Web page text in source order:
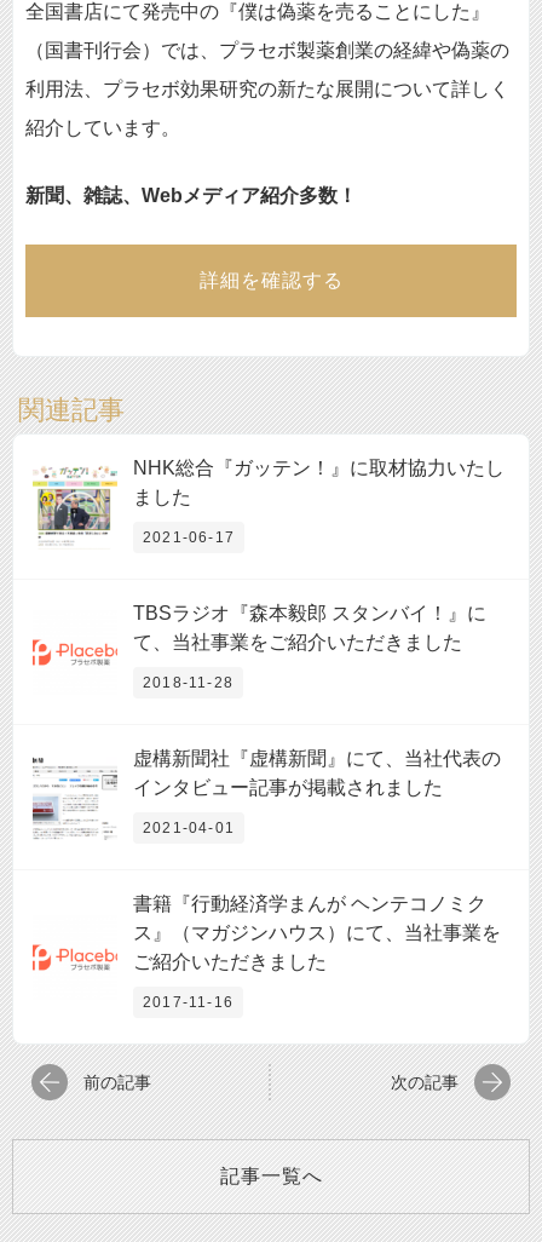
全国書店にて発売中の『僕は偽薬を売ることにした』
（国書刊行会）では、プラセボ製薬創業の経緯や偽薬の
利用法、プラセボ効果研究の新たな展開について詳しく
紹介しています。
新聞、雑誌、Webメディア紹介多数！
詳細を確認する
関連記事
NHK総合『ガッテン！』に取材協力いたし
ました
2021-06-17
TBSラジオ『森本毅郎 スタンバイ！』に
て、当社事業をご紹介いただきました
2018-11-28
虚構新聞社『虚構新聞』にて、当社代表の
インタビュー記事が掲載されました
2021-04-01
書籍『行動経済学まんが ヘンテコノミク
ス』（マガジンハウス）にて、当社事業を
ご紹介いただきました
2017-11-16
前の記事 次の記事
記事一覧へ